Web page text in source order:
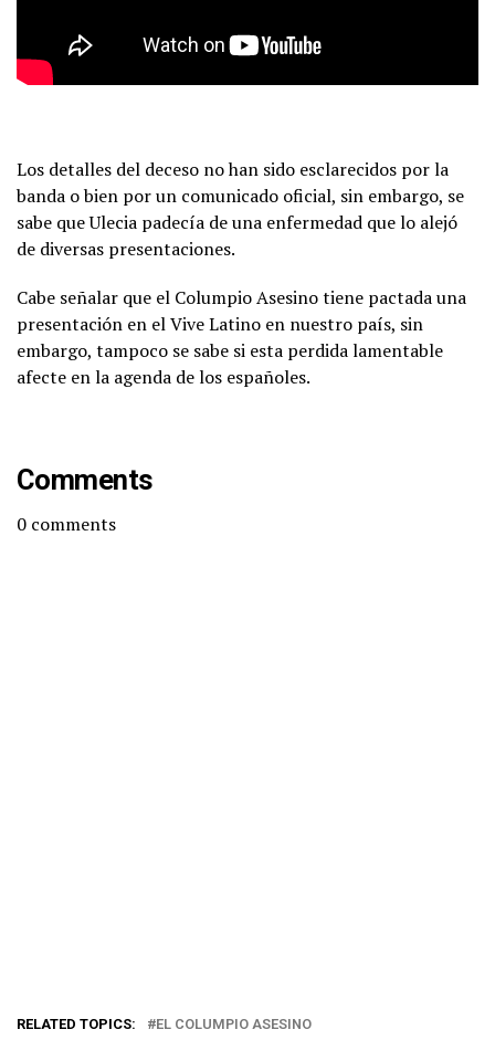
Los detalles del deceso no han sido esclarecidos por la
banda o bien por un comunicado oficial, sin embargo, se
sabe que Ulecia padecía de una enfermedad que lo alejó
de diversas presentaciones.
Cabe señalar que el Columpio Asesino tiene pactada una
presentación en el Vive Latino en nuestro país, sin
embargo, tampoco se sabe si esta perdida lamentable
afecte en la agenda de los españoles.
Comments
0 comments
RELATED TOPICS: EL COLUMPIO ASESINO